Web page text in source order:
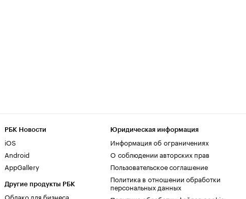
РБК Новости
iOS
Android
AppGallery
Другие продукты РБК
Облако для бизнеса
Юридическая информация
Информация об ограничениях
О соблюдении авторских прав
Пользовательское соглашение
Политика в отношении обработки
персональных данных